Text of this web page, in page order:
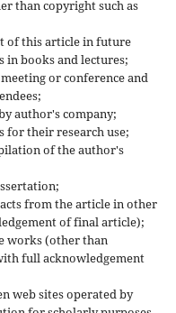
than copyright such as
of this article in future
in books and lectures;
or conference and
author's company;
for their research use;
of the author's
from the article in other
of final article);
works (other than
full acknowledgement
web sites operated by